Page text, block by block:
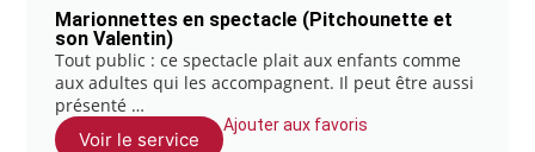
Marionnettes en spectacle (Pitchounette et
son Valentin)
Tout public : ce spectacle plait aux enfants comme
aux adultes qui les accompagnent. Il peut être aussi
présenté …
Voir le service
Ajouter aux favoris